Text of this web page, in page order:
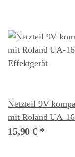
Netzteil 9V
mit Roland UA-
Effektgerät
15,90 € *